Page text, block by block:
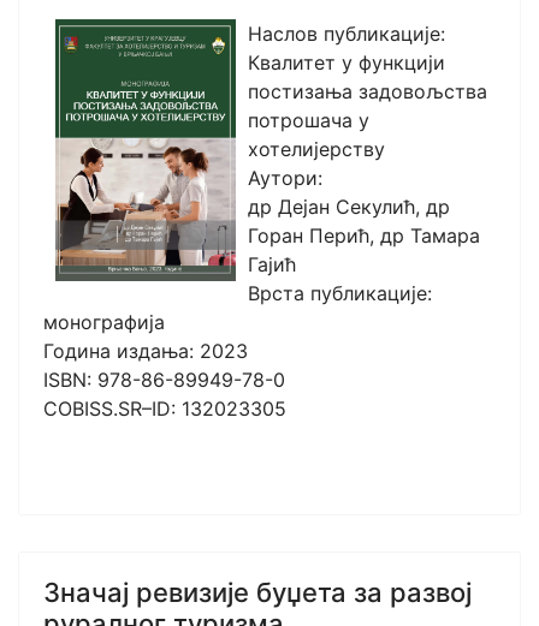
Наслов публикације:
Квалитет у функцији
постизања задовољства
потрошача у
хотелијерству
Аутори:
др Дејан Секулић, др
Горан Перић, др Тамара
Гајић
Врста публикације:
монографија
Година издања: 2023
ISBN: 978-86-89949-78-0
COBISS.SR–ID: 132023305
Значај ревизије буџета за развој